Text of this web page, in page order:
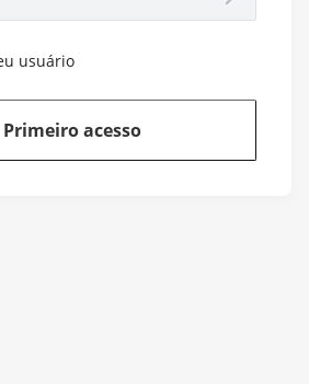
usuário
Primeiro acesso